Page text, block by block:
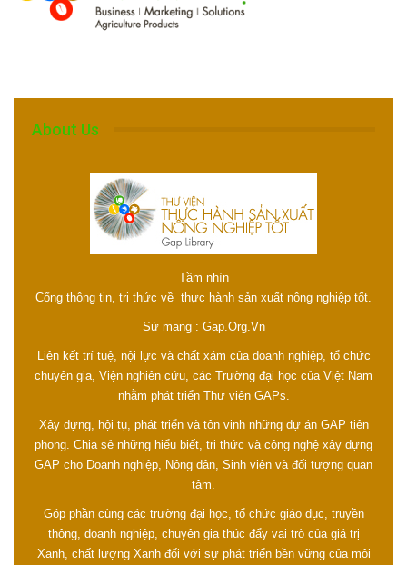
About Us
Tầm nhìn
Cổng thông tin, tri thức về thực hành sản xuất nông nghiệp tốt.
Sứ mạng : Gap.Org.Vn
Liên kết trí tuệ, nội lực và chất xám của doanh nghiệp, tổ chức
chuyên gia, Viện nghiên cứu, các Trường đại học của Việt Nam
nhằm phát triển Thư viện GAPs.
Xây dựng, hội tụ, phát triển và tôn vinh những dự án GAP tiên
phong. Chia sẻ những hiểu biết, tri thức và công nghệ xây dựng
GAP cho Doanh nghiệp, Nông dân, Sinh viên và đối tượng quan
tâm.
Góp phần cùng các trường đại học, tổ chức giáo dục, truyền
thông, doanh nghiệp, chuyên gia thúc đẩy vai trò của giá trị
Xanh, chất lượng Xanh đối với sự phát triển bền vững của môi